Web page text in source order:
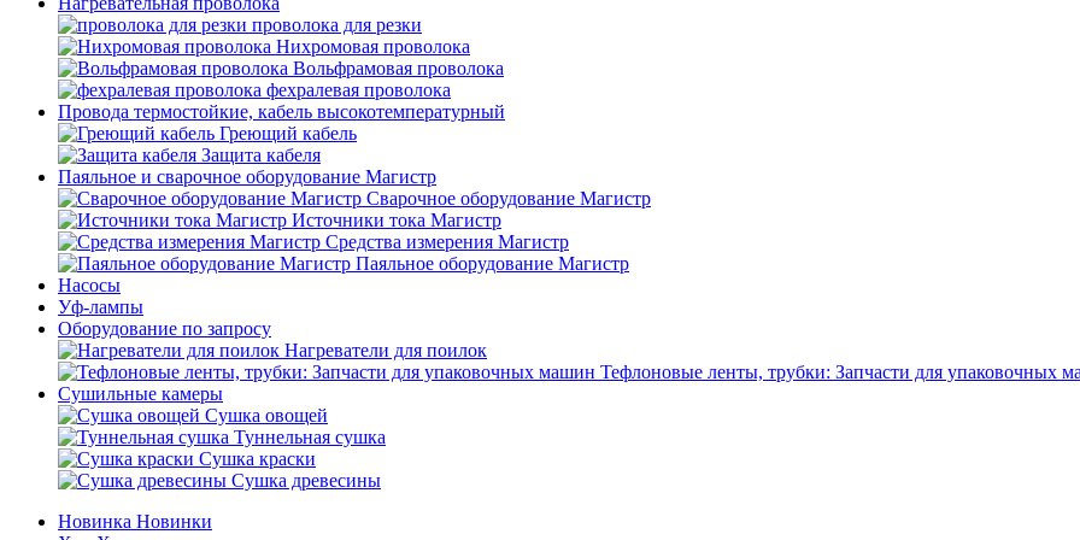
проволока для резки
Нихромовая проволока
Вольфрамовая проволока
фехралевая проволока
Провода термостойкие, кабель высокотемпературный
Греющий кабель
Защита кабеля
Паяльное и сварочное оборудование Магистр
Сварочное оборудование Магистр
Источники тока Магистр
Средства измерения Магистр
Паяльное оборудование Магистр
Насосы
Уф-лампы
Оборудование по запросу
Нагреватели для поилок
Тефлоновые ленты, трубки: Запчасти для упаковочных
Сушильные камеры
Сушка овощей
Туннельная сушка
Сушка краски
Сушка древесины
Новинка Новинки